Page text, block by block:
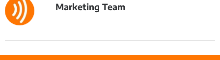
Marketing Team